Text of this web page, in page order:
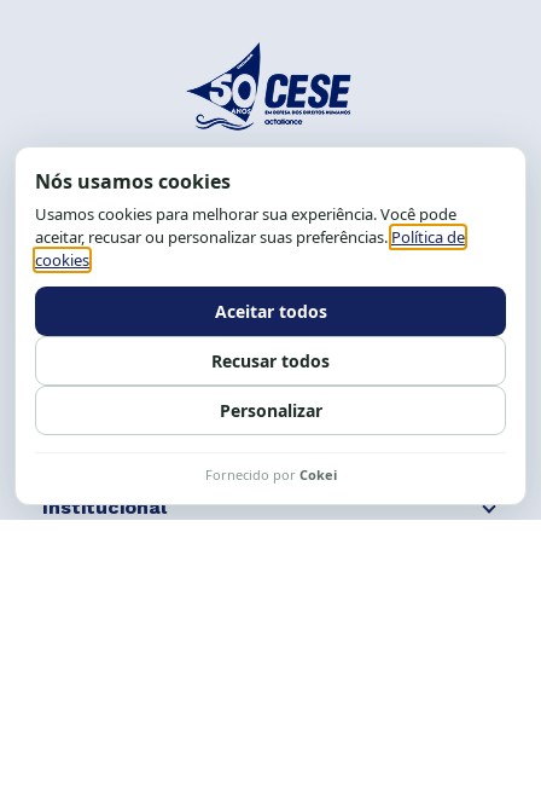
End.: R. da Graça, 150. Graça
CEP: 40.150-055
Salvador-BA, Brasil.
Tel.: (71) 2104-5457, Cel.: (71) 9 9239-2104 ou 2105
Expediente: 8h às 12h e 13 às 17h.
Siga nossas redes Fale conosco
Institucional